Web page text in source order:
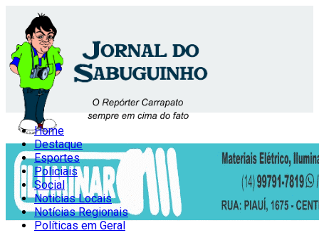
Home
Destaque
Esportes
Policiais
Social
Noticias Locais
Notícias Regionais
Políticas em Geral